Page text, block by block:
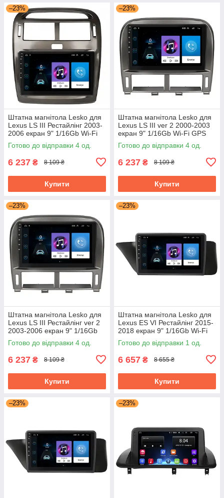
–23%
Штатна магнітола Lesko для
Lexus LS III Рестайлінг 2003-
2006 екран 9" 1/16Gb Wi-Fi
GPS Base
Готово до відправки 4 од.
6 237 ₴ 8 109 ₴
Купити
–23%
Штатна магнітола Lesko для
Lexus LS III ver 2 2000-2003
екран 9" 1/16Gb Wi-Fi GPS
Base
Готово до відправки 4 од.
6 237 ₴ 8 109 ₴
Купити
–23%
Штатна магнітола Lesko для
Lexus LS III Рестайлінг ver 2
2003-2006 екран 9" 1/16Gb
Wi-Fi GPS Base
Готово до відправки 4 од.
6 237 ₴ 8 109 ₴
Купити
–23%
Штатна магнітола Lesko для
Lexus ES VI Рестайлінг 2015-
2018 екран 9" 1/16Gb Wi-Fi
GPS Base
Готово до відправки 1 од.
6 657 ₴ 8 655 ₴
Купити
–23% –23%